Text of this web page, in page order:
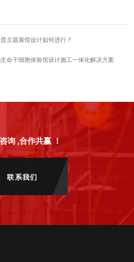
主题展馆设计如何进行？
命干细胞体验馆设计施工一体化解决方案
询 ,合作共赢 ！
联系我们